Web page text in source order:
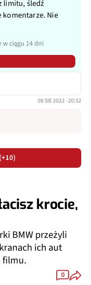
Pobiedna
Żarnów
Lipniki
Gałowo
Manowo
limitu, śledź
Nie
w ciągu 14 dni
08 SIE 2022 · 20:32
krocie,
BMW przeżyli
ich aut
filmu.
0